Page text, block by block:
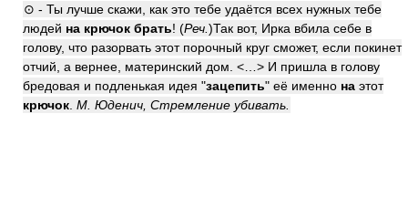
⊙ - Ты лучше скажи, как это тебе удаётся всех нужных тебе
людей на крючок брать! (Реч. )Так вот, Ирка вбила себе в
голову, что разорвать этот порочный круг сможет, если покинет
отчий, а вернее, материнский дом. <…> И пришла в голову
бредовая и подленькая идея "зацепить" её именно на этот
крючок М. Юденич, Стремление убивать.